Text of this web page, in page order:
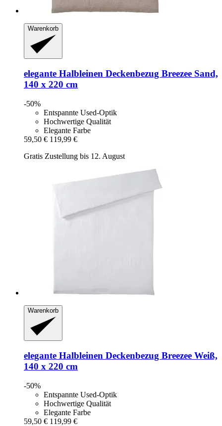
Warenkorb
elegante Halbleinen Deckenbezug Breezee Sand,
140 x 220 cm
-50%
Entspannte Used-Optik
Hochwertige Qualität
Elegante Farbe
59,50 € 119,99 €
Gratis Zustellung bis 12. August
Warenkorb
elegante Halbleinen Deckenbezug Breezee Weiß,
140 x 220 cm
-50%
Entspannte Used-Optik
Hochwertige Qualität
Elegante Farbe
59,50 € 119,99 €